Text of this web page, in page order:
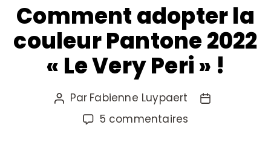
Comment adopter la
couleur Pantone 2022
« Le Very Peri » !
Par Fabienne Luypaert
5 commentaires